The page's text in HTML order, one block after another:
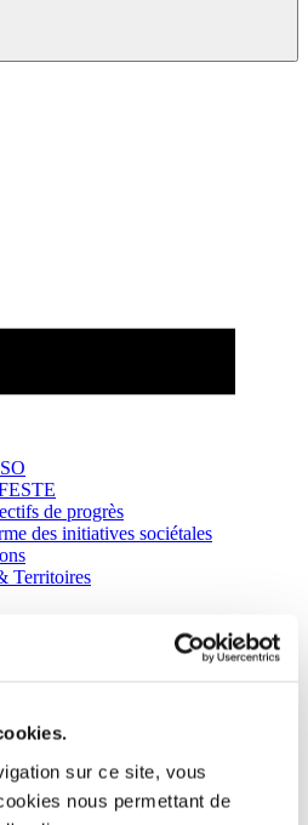
sur ce site, vous
nous permettant de
de progrès
des initiatives sociétales
Territoires